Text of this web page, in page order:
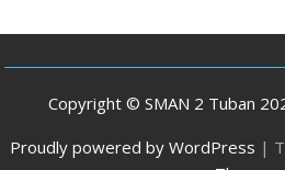
Copyright © SMAN 2 Tuban
Proudly powered by WordPress |